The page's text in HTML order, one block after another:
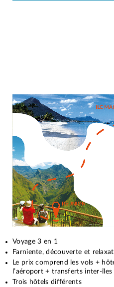
Voyage 3 en 1
Farniente, découverte et
Le prix comprend les vols +
l’aéroport + transferts inter-îles
Trois hôtels différents